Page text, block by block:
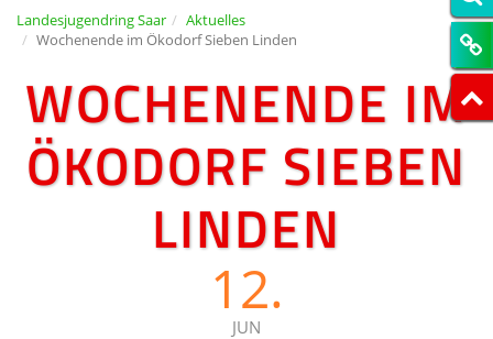
Landesjugendring Saar
Aktuelles
Wochenende im Ökodorf Sieben Linden
WOCHENENDE IM
ÖKODORF SIEBEN
LINDEN
12.
JUN